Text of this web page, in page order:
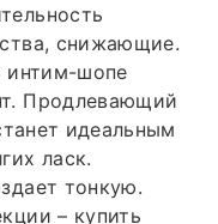
снижающие.
интим-шопе
Продлевающий
идеальным
ласк.
тонкую.
– купить